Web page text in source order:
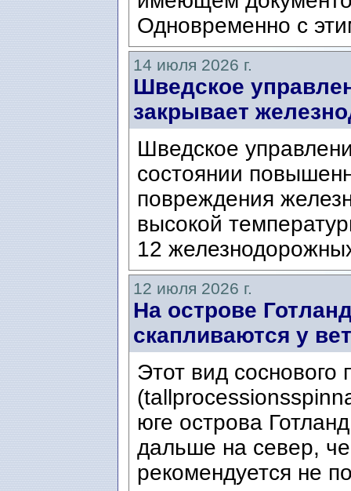
Одновременно с
14 июля 2026 г.
Шведское
закрывает
Шведское
состоянии
повреждения
высокой
12
12 июля 2026 г.
На острове
скапливаются у
Этот вид соснового
юге острова
дальше на север,
рекомендуется не